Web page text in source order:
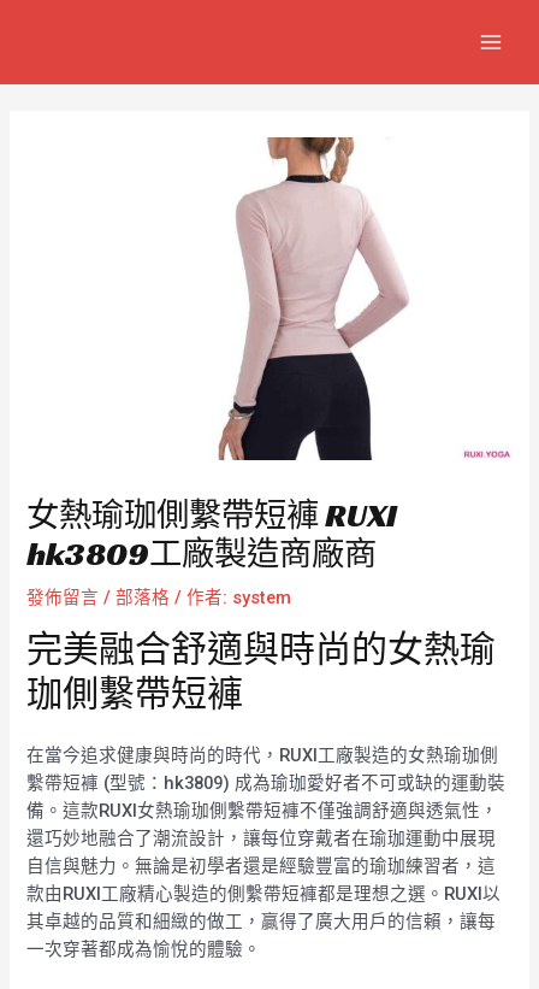
女熱瑜珈側繫帶短褲 RUXI
hk3809工廠製造商廠商
發佈留言 /部落格 / 作者: system
完美融合舒適與時尚的女熱瑜
珈側繫帶短褲
在當今追求健康與時尚的時代，RUXI工廠製造的女熱瑜珈側
繫帶短褲 (型號：hk3809) 成為瑜珈愛好者不可或缺的運動裝
備。這款RUXI女熱瑜珈側繫帶短褲不僅強調舒適與透氣性，
還巧妙地融合了潮流設計，讓每位穿戴者在瑜珈運動中展現
自信與魅力。無論是初學者還是經驗豐富的瑜珈練習者，這
款由RUXI工廠精心製造的側繫帶短褲都是理想之選。RUXI以
其卓越的品質和細緻的做工，贏得了廣大用戶的信賴，讓每
一次穿著都成為愉悅的體驗。